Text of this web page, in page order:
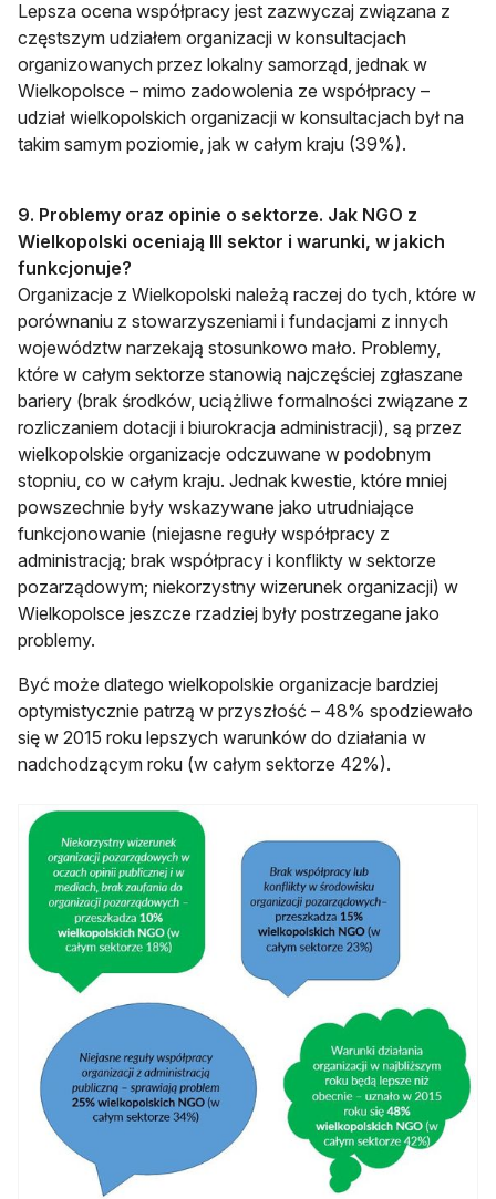
Lepsza ocena współpracy jest zazwyczaj związana z
częstszym udziałem organizacji w konsultacjach
organizowanych przez lokalny samorząd, jednak w
Wielkopolsce – mimo zadowolenia ze współpracy –
udział wielkopolskich organizacji w konsultacjach był na
takim samym poziomie, jak w całym kraju (39%).
9. Problemy oraz opinie o sektorze. Jak NGO z
Wielkopolski oceniają III sektor i warunki, w jakich
funkcjonuje?
Organizacje z Wielkopolski należą raczej do tych, które w
porównaniu z stowarzyszeniami i fundacjami z innych
województw narzekają stosunkowo mało. Problemy,
które w całym sektorze stanowią najczęściej zgłaszane
bariery (brak środków, uciążliwe formalności związane z
rozliczaniem dotacji i biurokracja administracji), są przez
wielkopolskie organizacje odczuwane w podobnym
stopniu, co w całym kraju. Jednak kwestie, które mniej
powszechnie były wskazywane jako utrudniające
funkcjonowanie (niejasne reguły współpracy z
administracją; brak współpracy i konflikty w sektorze
pozarządowym; niekorzystny wizerunek organizacji) w
Wielkopolsce jeszcze rzadziej były postrzegane jako
problemy.
Być może dlatego wielkopolskie organizacje bardziej
optymistycznie patrzą w przyszłość – 48% spodziewało
się w 2015 roku lepszych warunków do działania w
nadchodzącym roku (w całym sektorze 42%).